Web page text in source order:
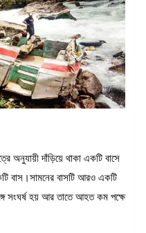
অনুযায়ী দাঁড়িয়ে থাকা একটি বাসে
বাস।সামনের বাসটি আরও একটি
সংঘর্ষ হয় আর তাতে আহত কম পক্ষে